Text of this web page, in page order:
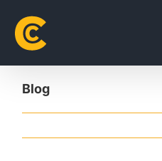
content
Blog